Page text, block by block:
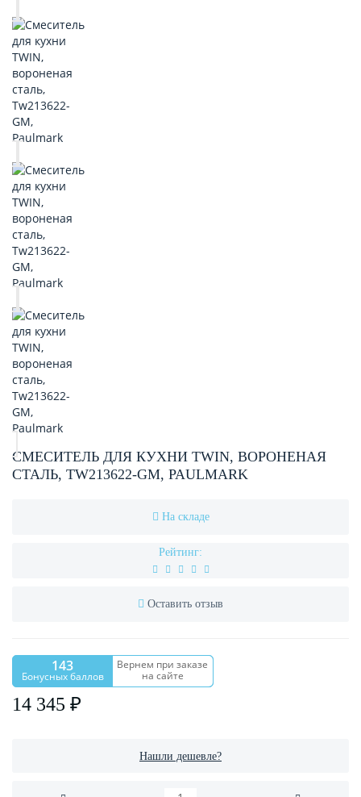
СМЕСИТЕЛЬ ДЛЯ КУХНИ TWIN, ВОРОНЕНАЯ
СТАЛЬ, TW213622-GM, PAULMARK
На складе
Рейтинг:
Оставить отзыв
143
Бонусных баллов
Вернем при заказе
на сайте
14 345 ₽
Нашли дешевле?